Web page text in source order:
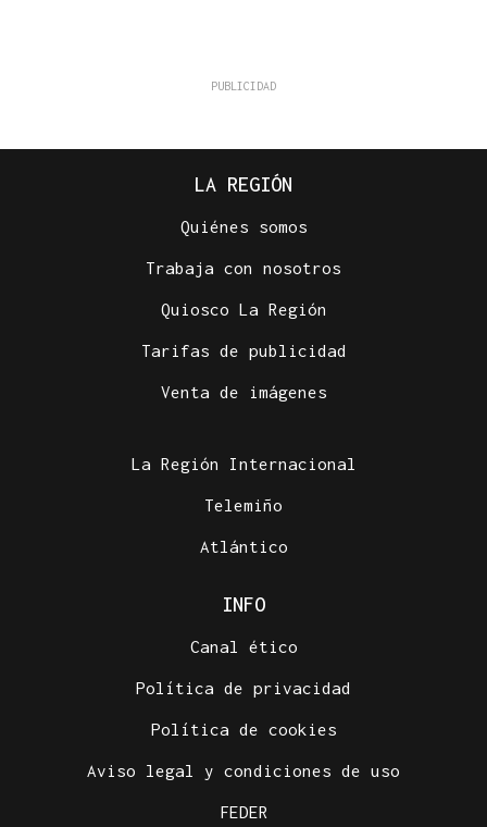
LA REGIÓN
Quiénes somos
Trabaja con nosotros
Quiosco La Región
Tarifas de publicidad
Venta de imágenes
La Región Internacional
Telemiño
Atlántico
INFO
Canal ético
Política de privacidad
Política de cookies
Aviso legal y condiciones de uso
FEDER